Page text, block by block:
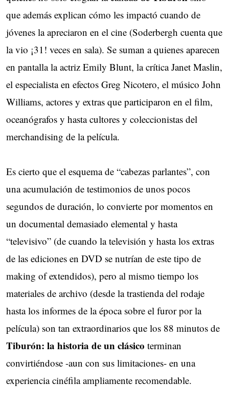
que además explican cómo les impactó cuando de
jóvenes la apreciaron en el cine (Soderbergh cuenta que
la vio ¡31! veces en sala). Se suman a quienes aparecen
en pantalla la actriz Emily Blunt, la crítica Janet Maslin,
el especialista en efectos Greg Nicotero, el músico John
Williams, actores y extras que participaron en el film,
oceanógrafos y hasta cultores y coleccionistas del
merchandising de la película.
Es cierto que el esquema de “cabezas parlantes”, con
una acumulación de testimonios de unos pocos
segundos de duración, lo convierte por momentos en
un documental demasiado elemental y hasta
“televisivo” (de cuando la televisión y hasta los extras
de las ediciones en DVD se nutrían de este tipo de
making of extendidos), pero al mismo tiempo los
materiales de archivo (desde la trastienda del rodaje
hasta los informes de la época sobre el furor por la
película) son tan extraordinarios que los 88 minutos de
Tiburón: la historia de un clásico terminan
convirtiéndose -aun con sus limitaciones- en una
experiencia cinéfila ampliamente recomendable.